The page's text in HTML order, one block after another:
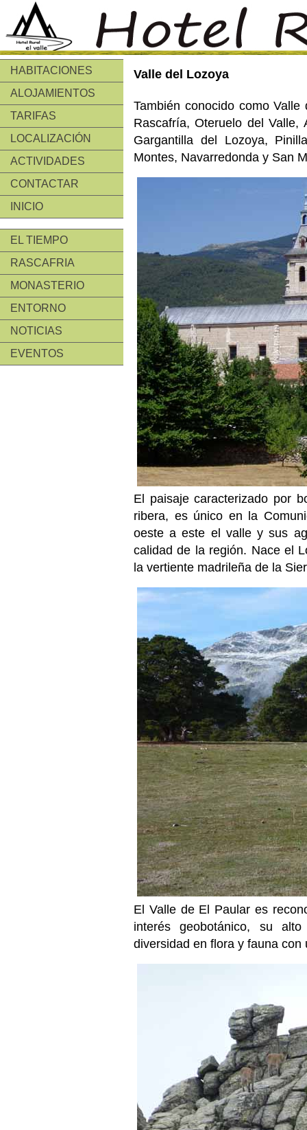
HABITACIONES
ALOJAMIENTOS
TARIFAS
LOCALIZACIÓN
ACTIVIDADES
CONTACTAR
INICIO
EL TIEMPO
RASCAFRIA
MONASTERIO
ENTORNO
NOTICIAS
EVENTOS
Valle del Lozoya
También conocido como
Rascafría, Oteruelo del Valle,
Gargantilla del Lozoya,
Montes, Navarredonda y San
El paisaje caracterizado por
ribera, es único en la
oeste a este el valle y sus
calidad de la región. Nace el
la vertiente madrileña de la
El Valle de El Paular es
interés geobotánico, su
diversidad en flora y fauna